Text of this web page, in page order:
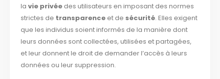
lavie privée des utilisateurs en imposant des normes
strictes de transparence et de sécurité. Elles exigent
que les individus soient informés de la manière dont
leurs données sont collectées, utilisées et partagées,
et leur donnent le droit de demander l’accès à leurs
données ou leur suppression.